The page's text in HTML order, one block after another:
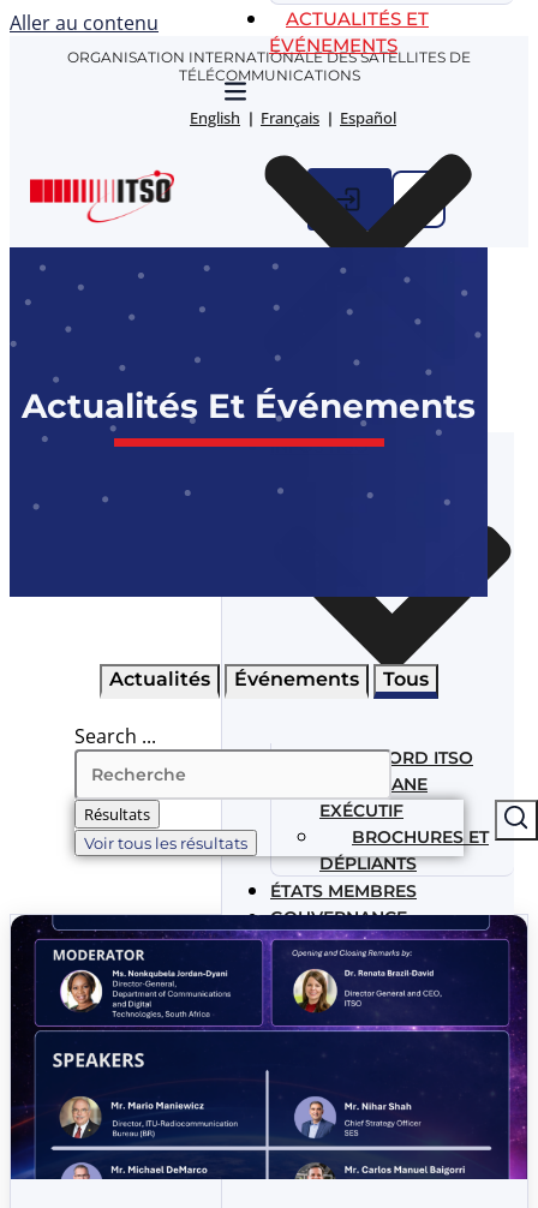
Aller au contenu
ORGANISATION INTERNATIONALE DES SATELLITES DE
TÉLÉCOMMUNICATIONS
English Français Español
ACTUALITÉS ET
ÉVÉNEMENTS
INFOS ITSO
ACCORD ITSO
ORGANE
EXÉCUTIF
BROCHURES ET
DÉPLIANTS
ÉTATS MEMBRES
GOUVERNANCE
Actualités Et Événements
Actualités Événements Tous
Search ...
Résultats
Voir tous les résultats